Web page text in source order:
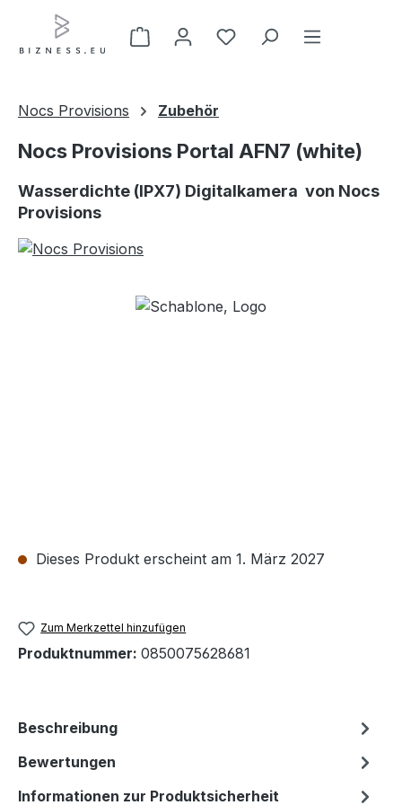
Zum Hauptinhalt springen
Nocs Provisions Zubehör
Nocs Provisions Portal AFN7 (white)
Wasserdichte (IPX7) Digitalkamera von Nocs
Provisions
Bildergalerie überspringen
Dieses Produkt erscheint am 1. März 2027
Zum Merkzettel hinzufügen
Produktnummer: 0850075628681
Beschreibung
Bewertungen
Informationen zur Produktsicherheit